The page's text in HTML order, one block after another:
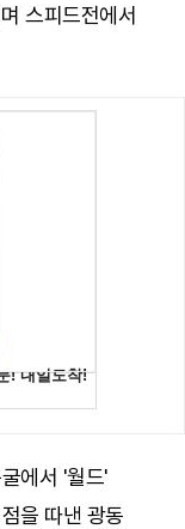
스피드전에서
에서 '월드'
을 따낸 광동